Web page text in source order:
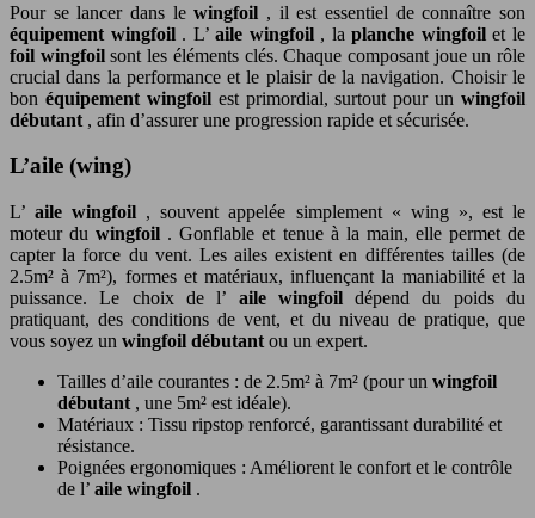
Pour se lancer dans lewingfoil , il est essentiel de connaître son
équipement wingfoil . L’aile wingfoil , laplanche wingfoilet le
foil wingfoilsont les éléments clés. Chaque composant joue un rôle
crucial dans la performance et le plaisir de la navigation. Choisir le
bon équipement wingfoil est primordial, surtout pour un wingfoil
débutant , afin d’assurer une progression rapide et sécurisée.
L’aile (wing)
L’aile wingfoil , souvent appelée simplement « wing », est le
moteur duwingfoil . Gonflable et tenue à la main, elle permet de
capter la force du vent. Les ailes existent en différentes tailles (de
2.5m² à 7m²), formes et matériaux, influençant la maniabilité et la
puissance. Le choix de l’ aile wingfoildépend du poids du
pratiquant, des conditions de vent, et du niveau de pratique, que
vous soyez un wingfoil débutant ou un expert.
Tailles d’aile courantes : de 2.5m² à 7m² (pour un wingfoil
débutant , une 5m² est idéale).
Matériaux : Tissu ripstop renforcé, garantissant durabilité et
résistance.
Poignées ergonomiques : Améliorent le confort et le contrôle
de l’ aile wingfoil .